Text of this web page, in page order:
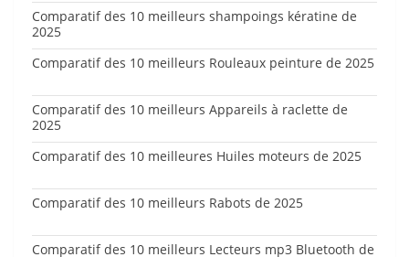
Comparatif des 10 meilleurs shampoings kératine de
2025
Comparatif des 10 meilleurs Rouleaux peinture de 2025
Comparatif des 10 meilleurs Appareils à raclette de
2025
Comparatif des 10 meilleures Huiles moteurs de 2025
Comparatif des 10 meilleurs Rabots de 2025
Comparatif des 10 meilleurs Lecteurs mp3 Bluetooth de